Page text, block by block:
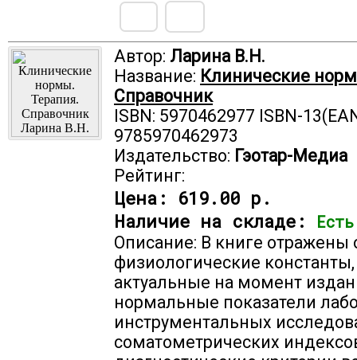
Автор: Ларина В.Н.
Название: Клинические
Справочник
ISBN: 5970462977 ISBN-
9785970462973
Издательство: Гэотар-Медиа
Рейтинг:
Цена: 619.00 р.
Наличие на складе:
Описание: В книге отражены
физиологические константы,
актуальные на момент
нормальные показатели
инструментальных
соматометрических